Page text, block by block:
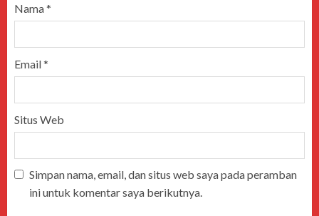
Nama*
Email*
Situs Web
Simpan nama, email, dan situs web saya pada peramban
ini untuk komentar saya berikutnya.